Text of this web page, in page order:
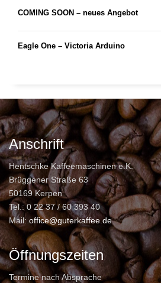
COMING SOON – neues Angebot
Eagle One – Victoria Arduino
Anschrift
Hentschke Kaffeemaschinen e.K.
Brüggener Straße 63
50169 Kerpen
Tel.: 0 22 37 / 60 393 40
Mail: office@guterkaffee.de
Öffnungszeiten
Termine nach Absprache